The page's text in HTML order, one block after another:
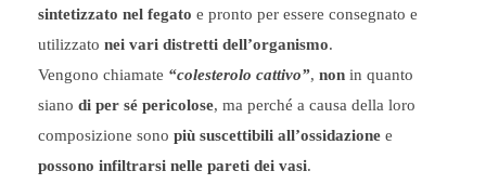
sintetizzato nel fegato e pronto per essere consegnato e
utilizzato nei vari distretti dell’organismo.
Vengono chiamate “colesterolo cattivo”, non in quanto
siano di per sé pericolose, ma perché a causa della loro
composizione sono più suscettibili all’ossidazione e
possono infiltrarsi nelle pareti dei vasi.